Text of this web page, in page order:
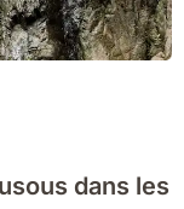
dans les